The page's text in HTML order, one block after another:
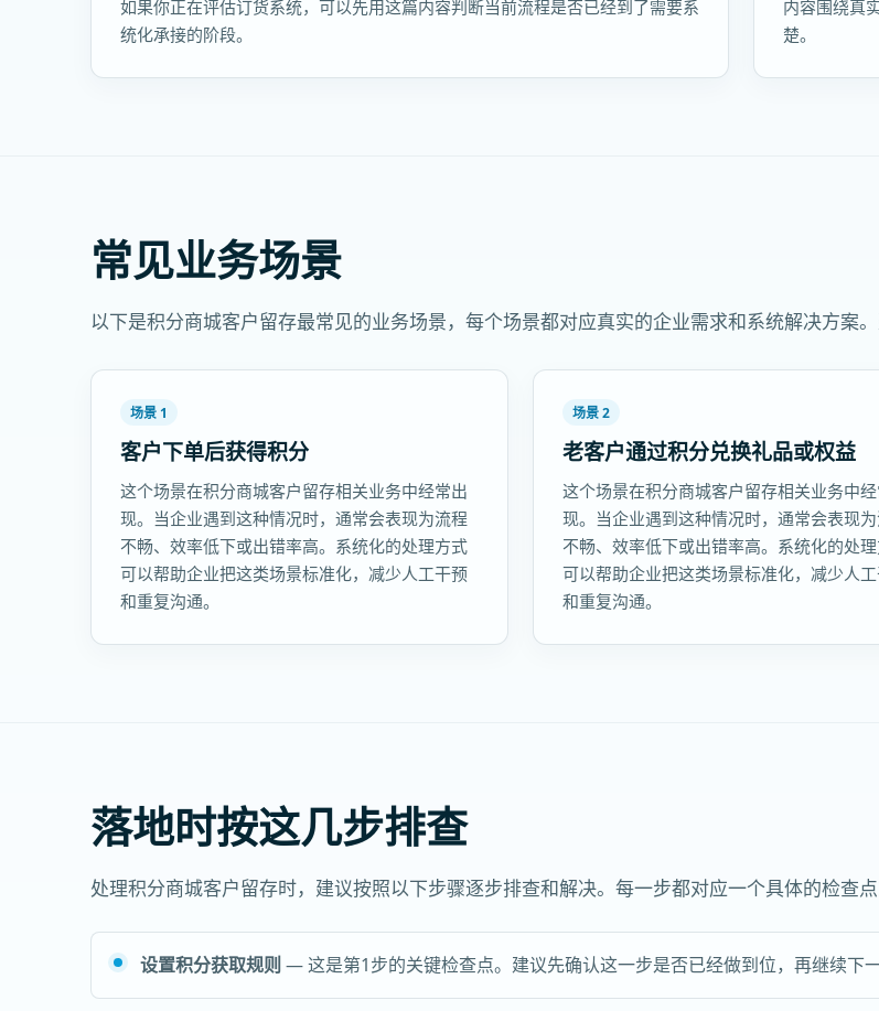
如果你正在评估订货系统，可以先用这篇内容判断当前流程是否已经到了需要系
统化承接的阶段。
内容围绕真
楚。
常见业务场景
以下是积分商城客户留存最常见的业务场景，每个场景都对应真实的企业需求和系统解决方案
场景 1
客户下单后获得积分
这个场景在积分商城客户留存相关业务中经常出
现。当企业遇到这种情况时，通常会表现为流程
不畅、效率低下或出错率高。系统化的处理方式
可以帮助企业把这类场景标准化，减少人工干预
和重复沟通。
场景 2
老客户通过积分兑换礼品或权益
这个场景在积分商城客户留存相关业务中
现。当企业遇到这种情况时，通常会表现
不畅、效率低下或出错率高。系统化的处
可以帮助企业把这类场景标准化，减少人
和重复沟通。
落地时按这几步排查
处理积分商城客户留存时，建议按照以下步骤逐步排查和解决。每一步都对应一个具体的检查
设置积分获取规则 — 这是第1步的关键检查点。建议先确认这一步是否已经做到位，再继续下